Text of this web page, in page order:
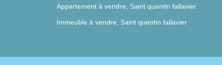
Appartement à vendre, Saint quentin fallavier
Immeuble à vendre, Saint quentin fallavier